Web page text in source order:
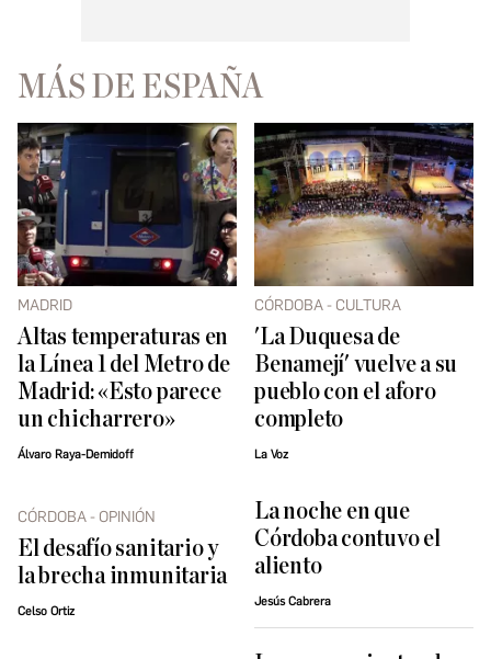
MÁS DE ESPAÑA
MADRID
Altas temperaturas en
la Línea 1 del Metro de
Madrid: «Esto parece
un chicharrero»
Álvaro Raya-Demidoff
CÓRDOBA - CULTURA
'La Duquesa de
Benamejí' vuelve a su
pueblo con el aforo
completo
La Voz
CÓRDOBA - OPINIÓN
El desafío sanitario y
la brecha inmunitaria
Celso Ortiz
La noche en que
Córdoba contuvo el
aliento
Jesús Cabrera